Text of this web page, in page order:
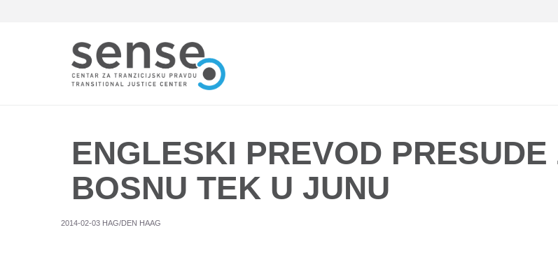
ENGLESKI PREVOD PRESUDE
BOSNU TEK U JUNU
2014-02-03 HAG/DEN HAAG